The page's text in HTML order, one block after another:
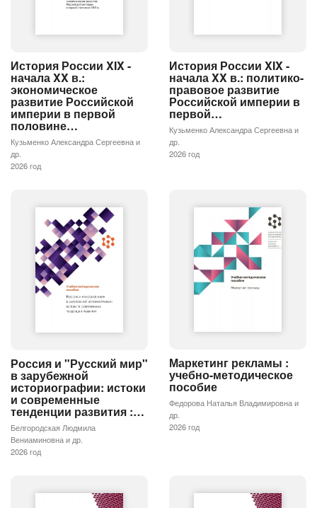
История России XIX -
начала XX в.:
экономическое
развитие Российской
империи в первой
половине…
Кузьменко Александра Сергеевна и
др.
2026 год
История России XIX -
начала XX в.: политико-
правовое развитие
Российской империи в
первой…
Кузьменко Александра Сергеевна и
др.
2026 год
Россия и "Русский мир"
в зарубежной
историографии: истоки
и современные
тенденции развития :…
Белгородская Людмила
Вениаминовна и др.
2026 год
Маркетинг рекламы :
учебно-методическое
пособие
Федорова Наталья Владимировна и
др.
2026 год